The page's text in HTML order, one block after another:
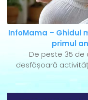
InfoMama – Ghidul
primul
De peste 35 de
desfășoară